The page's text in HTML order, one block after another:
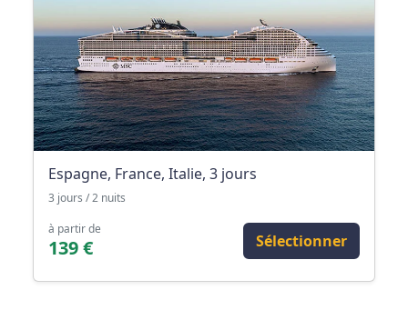
Espagne, France, Italie, 3 jours
3 jours / 2 nuits
à partir de
139 € Sélectionner